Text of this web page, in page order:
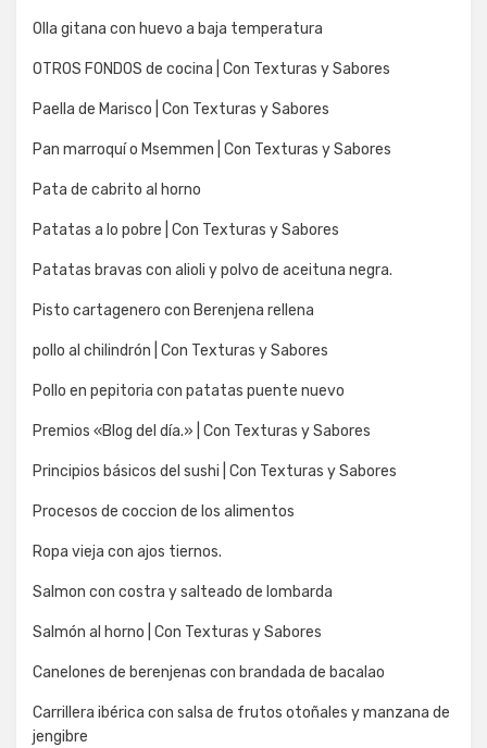
Olla gitana con huevo a baja temperatura
OTROS FONDOS de cocina | Con Texturas y Sabores
Paella de Marisco | Con Texturas y Sabores
Pan marroquí o Msemmen | Con Texturas y Sabores
Pata de cabrito al horno
Patatas a lo pobre | Con Texturas y Sabores
Patatas bravas con alioli y polvo de aceituna negra.
Pisto cartagenero con Berenjena rellena
pollo al chilindrón | Con Texturas y Sabores
Pollo en pepitoria con patatas puente nuevo
Premios «Blog del día.» | Con Texturas y Sabores
Principios básicos del sushi | Con Texturas y Sabores
Procesos de coccion de los alimentos
Ropa vieja con ajos tiernos.
Salmon con costra y salteado de lombarda
Salmón al horno | Con Texturas y Sabores
Canelones de berenjenas con brandada de bacalao
Carrillera ibérica con salsa de frutos otoñales y manzana de
jengibre